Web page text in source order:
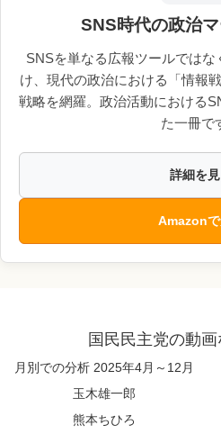
SNS時代の政治
SNSを単なる広報ツールでは
け、現代の政治における「情報
戦略を網羅。政治活動における
た一冊で
詳細を
Amazon
国民民主党の動
月別での分析 2025年4月～12月
玉木雄一郎
熊本ちひろ